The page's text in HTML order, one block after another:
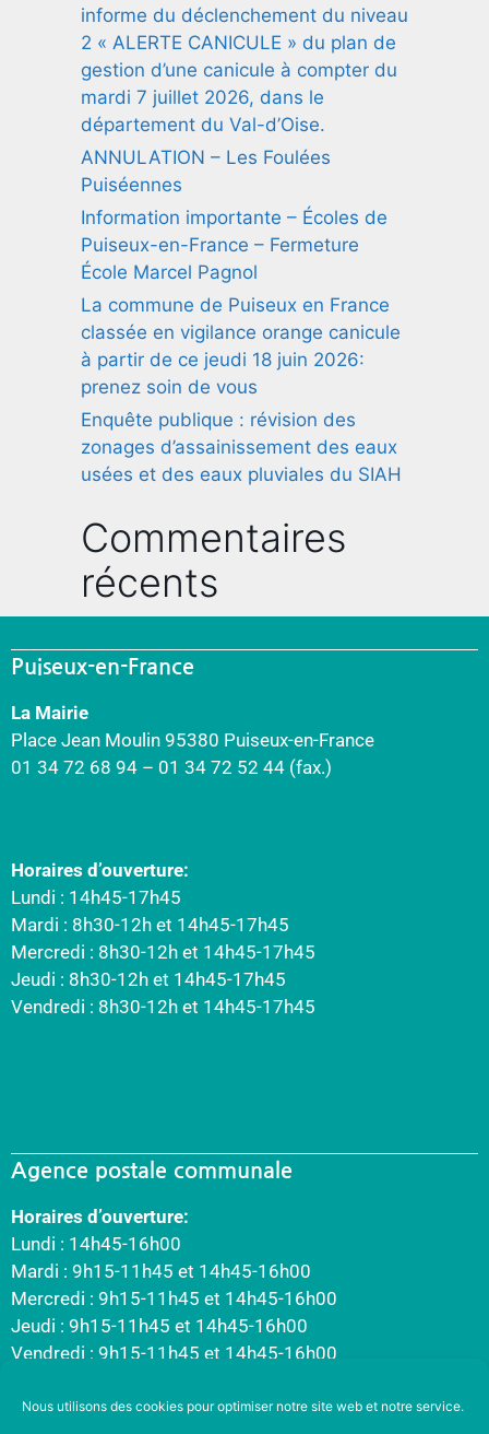
Nous utilisons des cookies pour optimiser notre site web et notre service.
informe du déclenchement du niveau
2 « ALERTE CANICULE » du plan de
gestion d’une canicule à compter du
mardi 7 juillet 2026, dans le
département du Val-d’Oise.
ANNULATION – Les Foulées
Puiséennes
Information importante – Écoles de
Puiseux-en-France – Fermeture
École Marcel Pagnol
La commune de Puiseux en France
classée en vigilance orange canicule
à partir de ce jeudi 18 juin 2026:
prenez soin de vous
Enquête publique : révision des
zonages d’assainissement des eaux
usées et des eaux pluviales du SIAH
Commentaires
récents
Puiseux-en-France
La Mairie
Place Jean Moulin 95380 Puiseux-en-France
01 34 72 68 94 – 01 34 72 52 44 (fax.)
Horaires d’ouverture:
Lundi : 14h45-17h45
Mardi : 8h30-12h et 14h45-17h45
Mercredi : 8h30-12h et 14h45-17h45
Jeudi : 8h30-12h et 14h45-17h45
Vendredi : 8h30-12h et 14h45-17h45
Agence postale communale
Horaires d’ouverture:
Lundi : 14h45-16h00
Mardi : 9h15-11h45 et 14h45-16h00
Mercredi : 9h15-11h45 et 14h45-16h00
Jeudi : 9h15-11h45 et 14h45-16h00
Vendredi : 9h15-11h45 et 14h45-16h00